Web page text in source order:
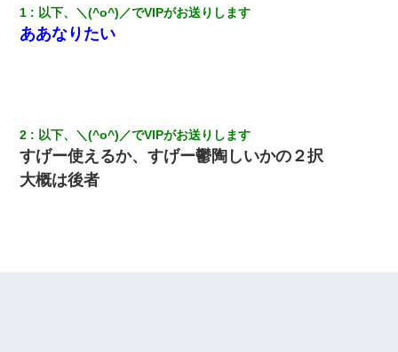
1 以下、＼(^o^)／でVIPがお送りします
ああなりたい
2 以下、＼(^o^)／でVIPがお送りします
すげー使えるか、すげー鬱陶しいかの２択
大概は後者